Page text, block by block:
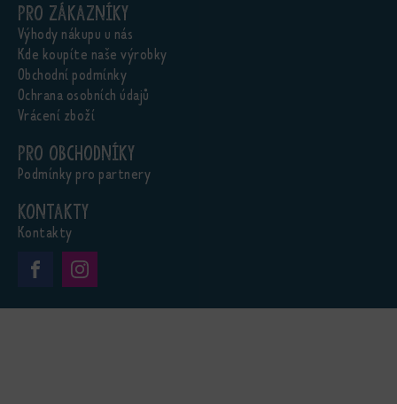
Pro zákazníky
Výhody nákupu u nás
Kde koupíte naše výrobky
Obchodní podmínky
Ochrana osobních údajů
Vrácení zboží
Pro obchodníky
Podmínky pro partnery
Kontakty
Kontakty